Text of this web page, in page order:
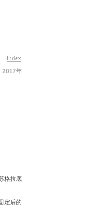
年
格拉底
定后的